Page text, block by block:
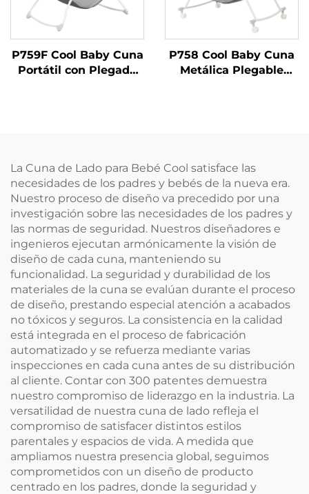
P759F Cool Baby Cuna
Portátil con Plegado
P758 Cool Baby Cuna
Metálica Plegable
La Cuna de Lado para Bebé Cool satisface las
necesidades de los padres y bebés de la nueva era.
Nuestro proceso de diseño va precedido por una
investigación sobre las necesidades de los padres y
las normas de seguridad. Nuestros diseñadores e
ingenieros ejecutan armónicamente la visión de
diseño de cada cuna, manteniendo su
funcionalidad. La seguridad y durabilidad de los
materiales de la cuna se evalúan durante el proceso
de diseño, prestando especial atención a acabados
no tóxicos y seguros. La consistencia en la calidad
está integrada en el proceso de fabricación
automatizado y se refuerza mediante varias
inspecciones en cada cuna antes de su distribución
al cliente. Contar con 300 patentes demuestra
nuestro compromiso de liderazgo en la industria. La
versatilidad de nuestra cuna de lado refleja el
compromiso de satisfacer distintos estilos
parentales y espacios de vida. A medida que
ampliamos nuestra presencia global, seguimos
comprometidos con un diseño de producto
centrado en los padres, donde la seguridad y